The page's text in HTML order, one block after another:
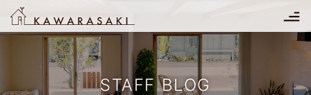
STAFF BLOG